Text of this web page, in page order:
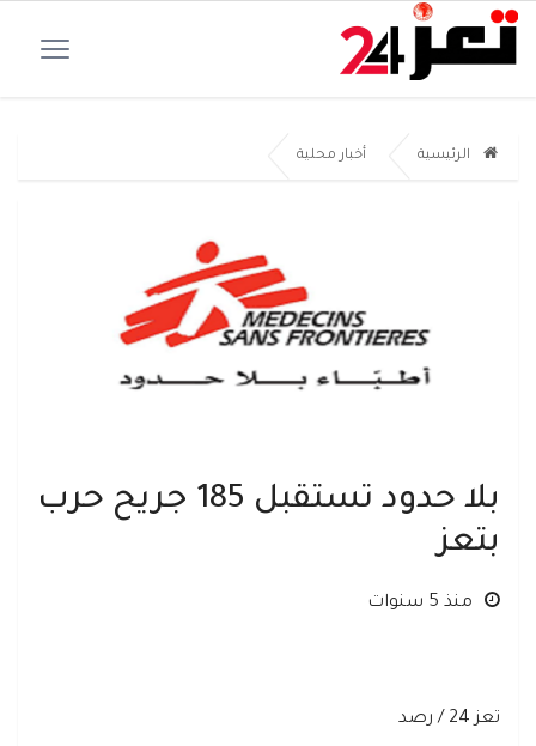
الرئيسية أخبار محلية
بلا حدود تستقبل 185 جريح حرب
بتعز
منذ 5 سنوات
تعز 24 / رصد